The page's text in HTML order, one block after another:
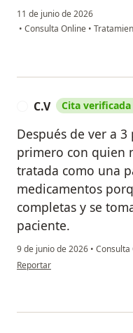
11 de junio de 2026
• Consulta Online •
C.V Cita verificada
Después de ver a
primero con quien
tratada como una
medicamentos
completas y se
paciente.
9 de junio de 2026 • Consulta
en opinión del usuario C.V
Reportar